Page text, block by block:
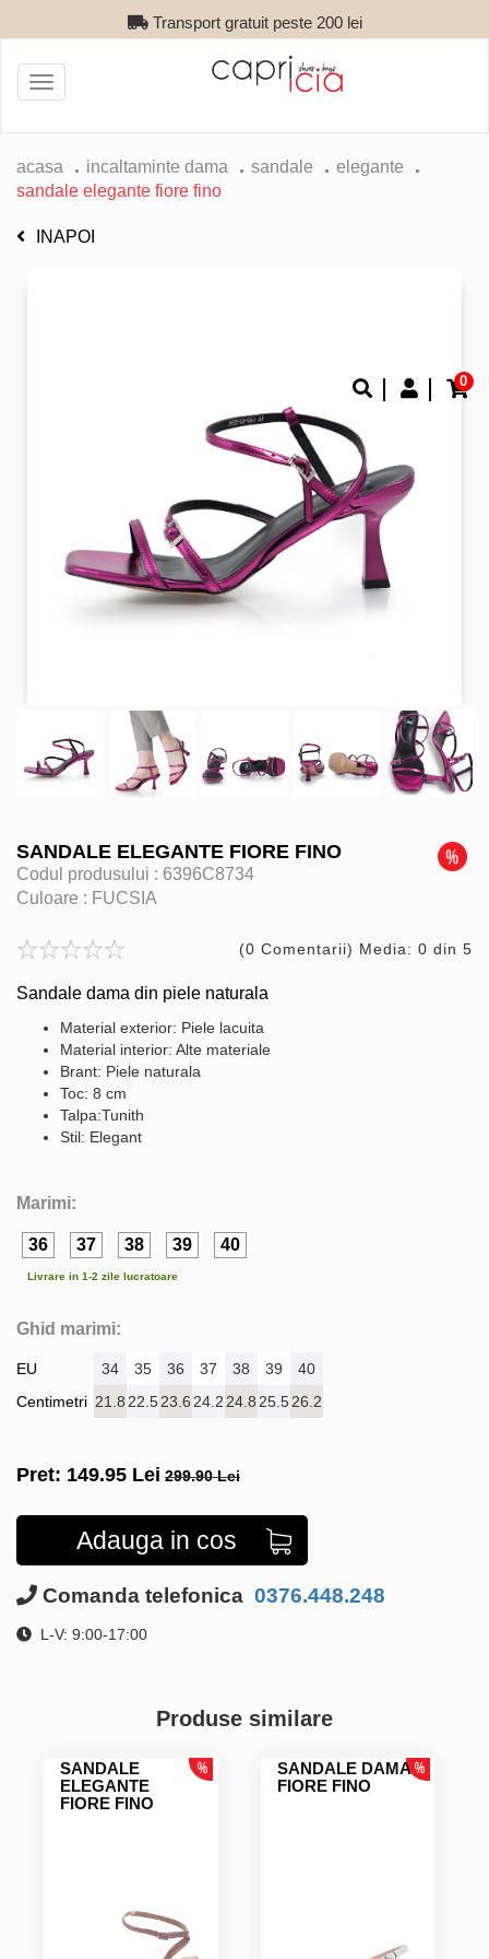
Transport gratuit peste 200 lei
0
Toggle
navigation
acasa incaltaminte dama sandale
elegante
sandale elegante fiore fino
INAPOI
SANDALE ELEGANTE FIORE FINO
Codul produsului : 6396C8734
Culoare : FUCSIA
(0 Comentarii) Media: 0 din 5
Sandale dama din piele naturala
Material exterior: Piele lacuita
Material interior: Alte materiale
Brant: Piele naturala
Toc: 8 cm
Talpa:Tunith
Stil: Elegant
Marimi:
36 37 38 39 40
Livrare in 1-2 zile lucratoare
Ghid marimi:
EU
Centimetri
34 35 36 37 38 39
40
21.8 22.523.6 24.2 24.8 25.526.2
Pret: 149.95 Lei 299.90 Lei
Adauga in cos
Comanda telefonica 0376.448.248
L-V: 9:00-17:00
Produse similare
SANDALE
ELEGANTE
FIORE FINO
SANDALE DAMA
FIORE FINO